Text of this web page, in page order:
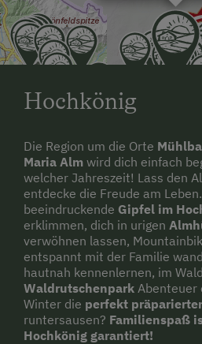
Hochkönig
Die Region um die Orte
Maria Alm wird dich einfach
welcher Jahreszeit! Lass den
entdecke die Freude am
beeindruckende Gipfel im
erklimmen, dich in urigen
verwöhnen lassen,
entspannt mit der Familie
hautnah kennenlernen, im
Waldrutschenpark Abenteuer
Winter die perfekt
runtersausen? Familienspaß
Hochkönig garantiert!